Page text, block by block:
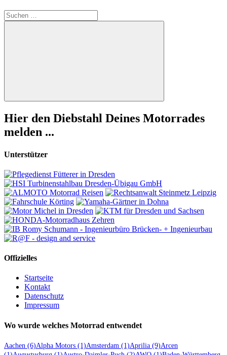
Suchen
nach:
Suchen
Hier den Diebstahl Deines Motorrades
melden ...
Unterstützer
Offizielles
Startseite
Kontakt
Datenschutz
Impressum
Wo wurde welches Motorrad entwendet
Aachen (6)Alpha Motors (1)Amsterdam (1)Aprilia (9)Arcen